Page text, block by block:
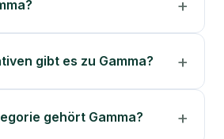
gibt es zu Gamma?
gehört Gamma?